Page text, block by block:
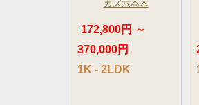
カズ六本木
172,800円 ～
370,000円
1K - 2LDK